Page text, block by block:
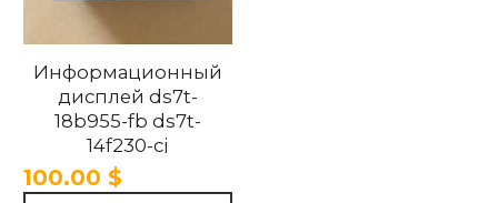
Информационный
дисплей ds7t-
18b955-fb ds7t-
14f230-cj
ds7t18b955fb
ds714f230cj Ford
100.00 $